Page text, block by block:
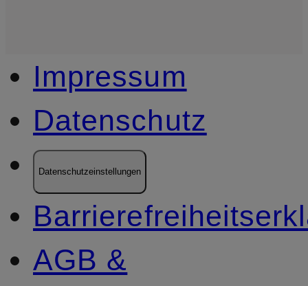
Impressum
Datenschutz
Datenschutzeinstellungen
AGB &